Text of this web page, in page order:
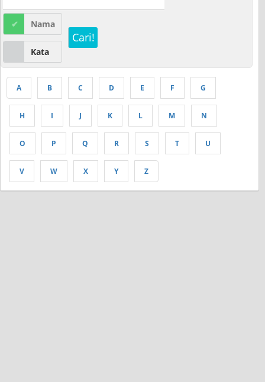
Nama
Kata
Cari!
A B C D E F G
H I J K L M N
O P Q R S T U
V W X Y Z